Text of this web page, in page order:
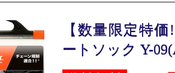
【数量限定特
ートソック Y-